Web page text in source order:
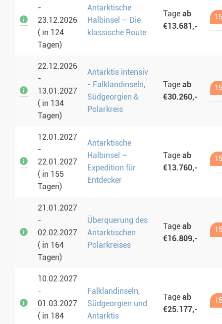
-
23.12.2026
( in 124
Tagen)
Antarktische
Halbinsel – Die
klassische Route
Tage ab
€13.681,-
22.12.2026
-
13.01.2027
( in 134
Tagen)
Antarktis intensiv
- Falklandinseln,
Südgeorgien &
Polarkreis
Tage ab
€30.260,-
12.01.2027
-
22.01.2027
( in 155
Tagen)
Antarktische
Halbinsel –
Expedition für
Entdecker
Tage ab
€13.760,-
21.01.2027
-
02.02.2027
( in 164
Tagen)
Überquerung des
Antarktischen
Polarkreises
Tage ab
€16.809,-
10.02.2027
-
01.03.2027
( in 184
Falklandinseln,
Südgeorgien und
Antarktis
Tage ab
€25.177,-